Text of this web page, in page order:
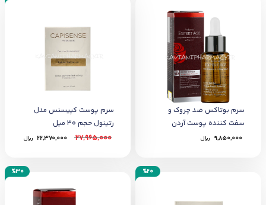
سرم بوتاکس ضد چروک و
سفت کننده پوست آردن
اکسپرتیج
9,850,000 ﷼
سرم پوست کپیسنس مدل
رتینول حجم 30 میل
27,965,000
22,370,000 ﷼
%20
%30